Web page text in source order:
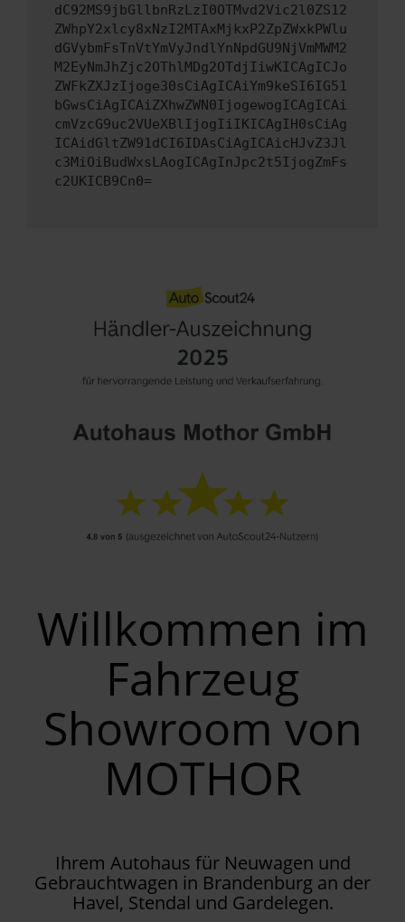
dC92MS9jbGllbnRzLzI0OTMvd2Vic2l0ZS12
ZWhpY2xlcy8xNzI2MTAxMjkxP2ZpZWxkPWlu
dGVybmFsTnVtYmVyJndlYnNpdGU9NjVmMWM2
M2EyNmJhZjc2OThlMDg2OTdjIiwKICAgICJo
ZWFkZXJzIjoge30sCiAgICAiYm9keSI6IG51
bGwsCiAgICAiZXhwZWN0IjogewogICAgICAi
cmVzcG9uc2VUeXBlIjogIiIKICAgIH0sCiAg
ICAidGltZW91dCI6IDAsCiAgICAicHJvZ3Jl
c3MiOiBudWxsLAogICAgInJpc2t5IjogZmFs
c2UKICB9Cn0=
Willkommen im
Fahrzeug
Showroom von
MOTHOR
Ihrem Autohaus für Neuwagen und
Gebrauchtwagen in Brandenburg an der
Havel, Stendal und Gardelegen.